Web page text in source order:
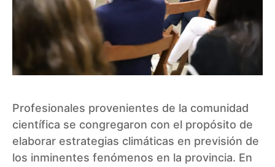
Profesionales provenientes de la comunidad
científica se congregaron con el propósito de
elaborar estrategias climáticas en previsión de
los inminentes fenómenos en la provincia. En